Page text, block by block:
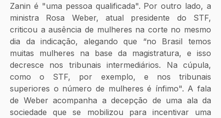
Zanin é "uma pessoa qualificada". Por outro lado, a
ministra Rosa Weber, atual presidente do STF,
criticou a ausência de mulheres na corte no mesmo
dia da indicação, alegando que “no Brasil temos
muitas mulheres na base da magistratura, e isso
decresce nos tribunais intermediários. Na cúpula,
como o STF, por exemplo, e nos tribunais
superiores o número de mulheres é ínfimo". A fala
de Weber acompanha a decepção de uma ala da
sociedade que se mobilizou para incentivar uma